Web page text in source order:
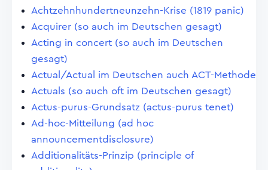
Achtzehnhundertneunzehn-Krise (1819 panic)
Acquirer (so auch im Deutschen gesagt)
Acting in concert (so auch im Deutschen
gesagt)
Actual/Actual im Deutschen auch ACT-Methode
Actuals (so auch oft im Deutschen gesagt)
Actus-purus-Grundsatz (actus-purus tenet)
Ad-hoc-Mitteilung (ad hoc
announcementdisclosure)
Additionalitäts-Prinzip (principle of